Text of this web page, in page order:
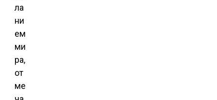
ла
ни
ем
ми
ра,
от
ме